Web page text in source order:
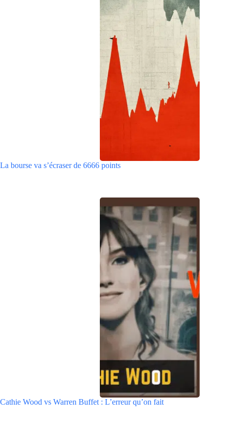
La bourse va s’écraser de 6666 points
Cathie Wood vs Warren Buffet : L’erreur qu’on fait